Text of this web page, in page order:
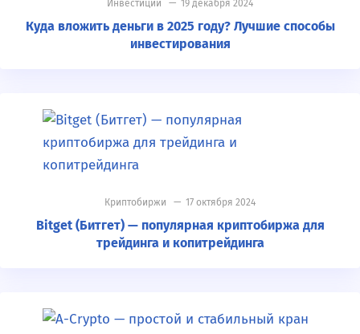
Инвестиции — 19 декабря 2024
Куда вложить деньги в 2025 году? Лучшие способы
инвестирования
Криптобиржи — 17 октября 2024
Bitget (Битгет) — популярная криптобиржа для
трейдинга и копитрейдинга